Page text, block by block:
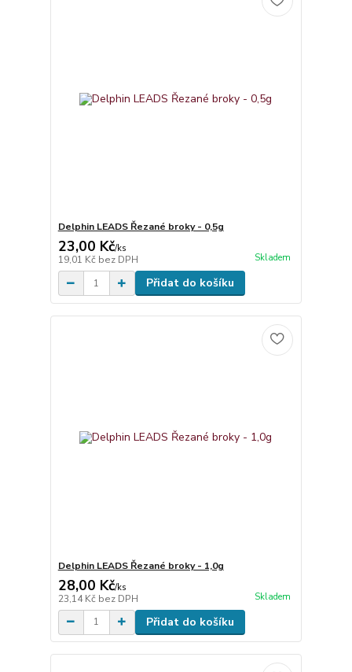
Delphin LEADS Řezané broky - 0,5g
23,00 Kč/ks
19,01 Kč bez DPH Skladem
Přidat do košíku
Delphin LEADS Řezané broky - 1,0g
28,00 Kč/ks
23,14 Kč bez DPH Skladem
Přidat do košíku